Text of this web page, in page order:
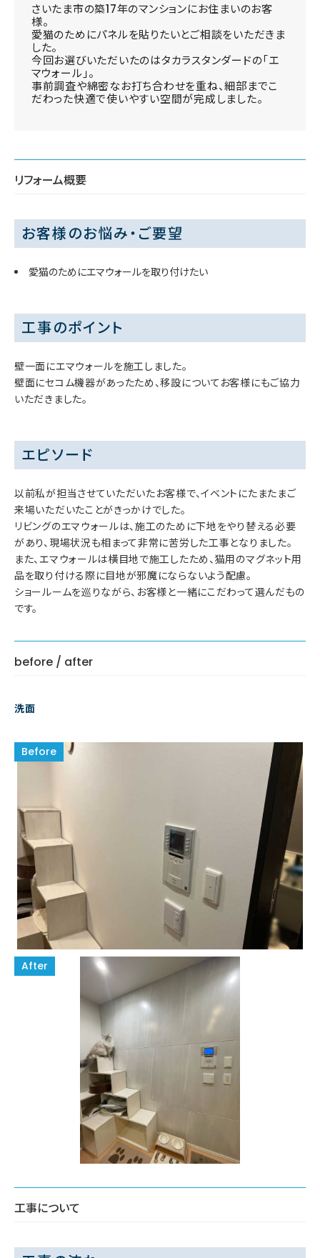
さいたま市の築17年のマンションにお住まいのお客
様。
愛猫のためにパネルを貼りたいとご相談をいただきま
した。
今回お選びいただいたのはタカラスタンダードの「エ
マウォール」。
事前調査や綿密なお打ち合わせを重ね、細部までこ
だわった快適で使いやすい空間が完成しました。
リフォーム概要
お客様のお悩み・ご要望
愛猫のためにエマウォールを取り付けたい
工事のポイント
壁一面にエマウォールを施工しました。
壁面にセコム機器があったため、移設についてお客様にもご協力
いただきました。
エピソード
以前私が担当させていただいたお客様で、イベントにたまたまご
来場いただいたことがきっかけでした。
リビングのエマウォールは、施工のために下地をやり替える必要
があり、現場状況も相まって非常に苦労した工事となりました。
また、エマウォールは横目地で施工したため、猫用のマグネット用
品を取り付ける際に目地が邪魔にならないよう配慮。
ショールームを巡りながら、お客様と一緒にこだわって選んだもの
です。
before / after
洗面
工事について